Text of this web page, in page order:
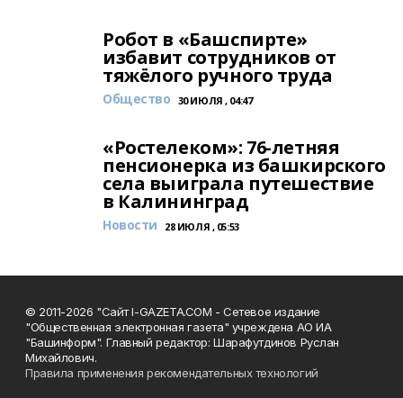
Робот в «Башспирте»
избавит сотрудников от
тяжёлого ручного труда
Общество 30 ИЮЛЯ , 04:47
«Ростелеком»: 76-летняя
пенсионерка из башкирского
села выиграла путешествие
в Калининград
Новости 28 ИЮЛЯ , 05:53
© 2011-2026 "Сайт I-GAZETA.COM - Сетевое издание
"Общественная электронная газета" учреждена АО ИА
"Башинформ". Главный редактор: Шарафутдинов Руслан
Михайлович.
Правила применения рекомендательных технологий